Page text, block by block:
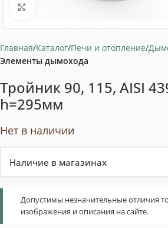
Главная Каталог Печи и отопление
Элементы дымохода
Тройник 90, 115, AISI
h=295мм
Нет в наличии
Наличие в магазинах
Допустимы незначительные отличия
изображения и описания на сайте.